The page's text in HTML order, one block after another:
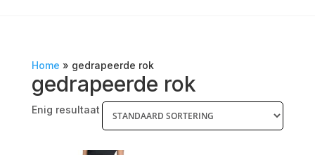
Home » gedrapeerde rok
gedrapeerde rok
Enig resultaat